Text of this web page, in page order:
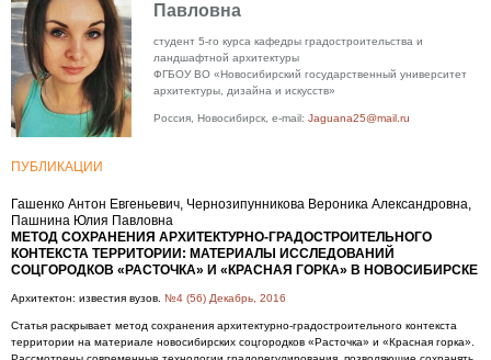
Павловна
студент 5-го курса кафедры градостроительства и
ландшафтной архитектуры
ФГБОУ ВО «Новосибирский государственный университет
архитектуры, дизайна и искусств»
Россия, Новосибирск, e-mail: Jaguana25@mail.ru
ПУБЛИКАЦИИ
Гашенко Антон Евгеньевич, Чернозипунникова Вероника Александровна,
Пашнина Юлия Павловна
МЕТОД СОХРАНЕНИЯ АРХИТЕКТУРНО-ГРАДОСТРОИТЕЛЬНОГО
КОНТЕКСТА ТЕРРИТОРИИ: МАТЕРИАЛЫ ИССЛЕДОВАНИЙ
СОЦГОРОДКОВ «РАСТОЧКА» И «КРАСНАЯ ГОРКА» В НОВОСИБИРСКЕ
Архитектон: известия вузов. №4 (56) Декабрь, 2016
Статья раскрывает метод сохранения архитектурно-градостроительного контекста
территории на материале новосибирских соцгородков «Расточка» и «Красная горка».